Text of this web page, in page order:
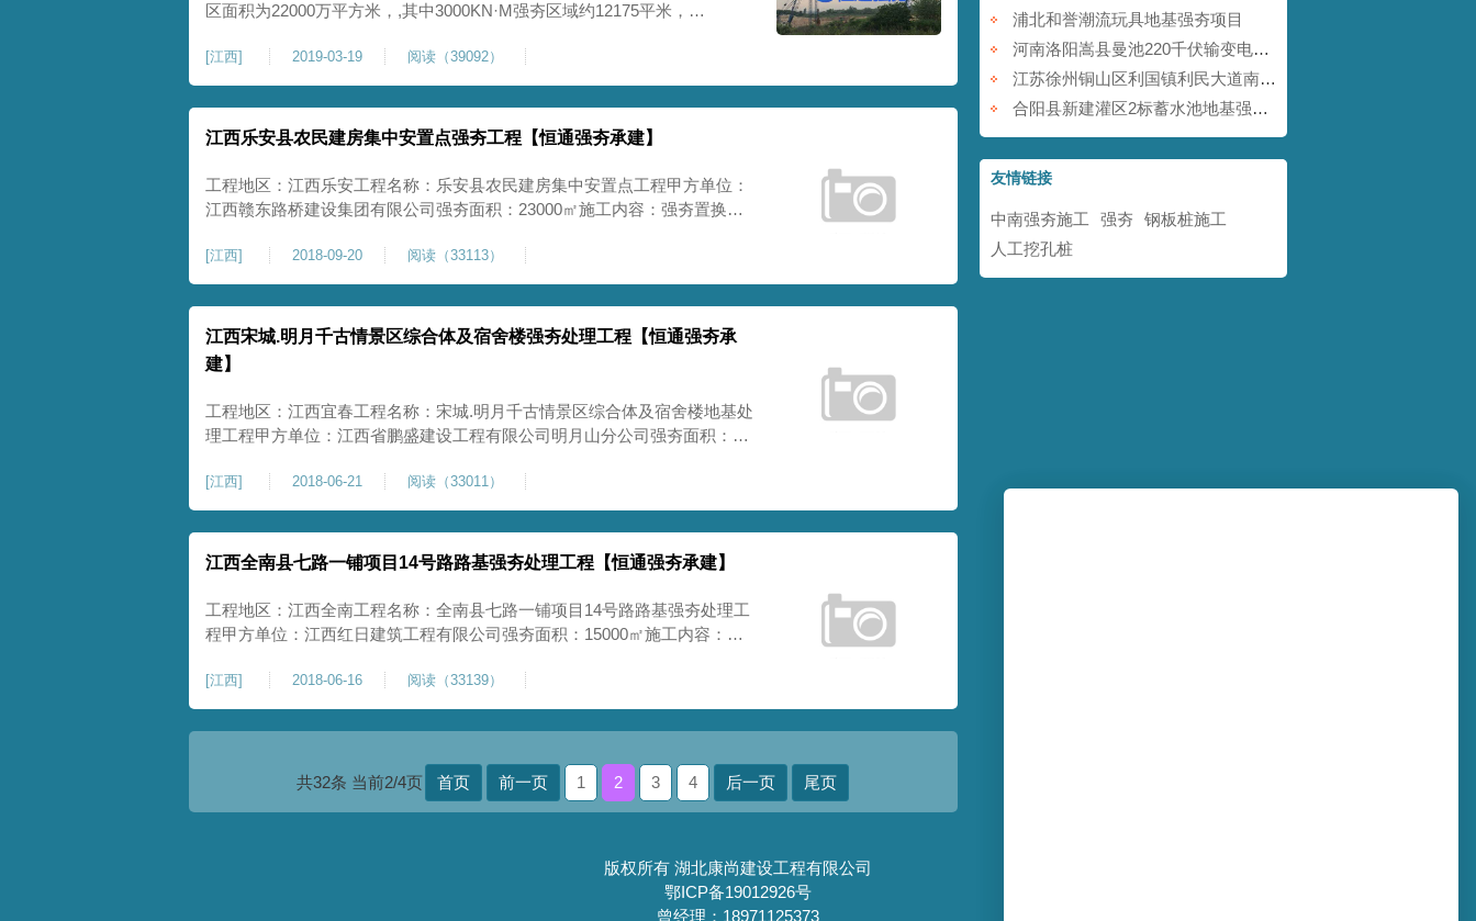
区面积为22000万平方米，,其中3000KN·M强夯区域约12175平米，
力特征值大于等于180千帕。该项目于2019年3月正式开工，我单位迅速成立
项目建设及管理班子组织开工，首批设备与施工
[江西] 2019-03-19 阅读（39092）
江西乐安县农民建房集中安置点强夯工程【恒通强夯承建】
工程地区：江西乐安工程名称：乐安县农民建房集中安置点工程甲方单位：
江西赣东路桥建设集团有限公司强夯面积：23000㎡施工内容：强夯置换施
[江西] 2018-09-20 阅读（33113）
江西宋城.明月千古情景区综合体及宿舍楼强夯处理工程【恒通强夯承
建】
工程地区：江西宜春工程名称：宋城.明月千古情景区综合体及宿舍楼地基处
理工程甲方单位：江西省鹏盛建设工程有限公司明月山分公司强夯面积：
[江西] 2018-06-21 阅读（33011）
江西全南县七路一铺项目14号路路基强夯处理工程【恒通强夯承建】
工程地区：江西全南工程名称：全南县七路一铺项目14号路路基强夯处理工
程甲方单位：江西红日建筑工程有限公司强夯面积：15000㎡施工内容：强
[江西] 2018-06-16 阅读（33139）
共32条 当前2/4页 首页 前一页 1 2 3 4 后一页 尾页
浦北和誉潮流玩具地基强夯项目
河南洛阳嵩县曼池220千伏输变电工程
江苏徐州铜山区利国镇利民大道南地块铁矿采空塌陷防治工程
合阳县新建灌区2标蓄水池地基强夯项目
友情链接
中南强夯施工 强夯
钢板桩施工
人工挖孔桩
版权所有 湖北康尚建设工程有限公司
鄂ICP备19012926号
曾经理：18971125373